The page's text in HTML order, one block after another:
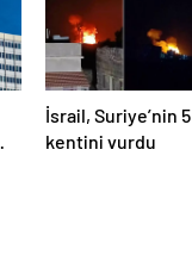
İsrail, Suriye’nin 5
kentini vurdu